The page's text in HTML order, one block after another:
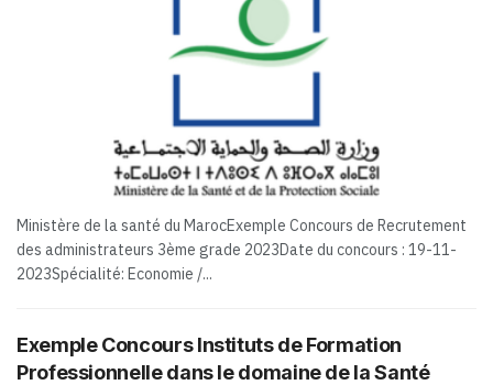
Ministère de la santé du MarocExemple Concours de Recrutement
des administrateurs 3ème grade 2023Date du concours : 19-11-
2023Spécialité: Economie /...
Exemple Concours Instituts de Formation
Professionnelle dans le domaine de la Santé